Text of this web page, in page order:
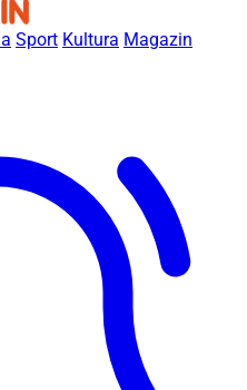
Sport Kultura Magazin